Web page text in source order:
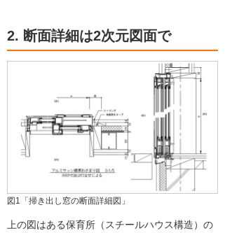
2. 断面詳細は2次元図面で
図1「掃き出し窓の断面詳細図」
上の図はある保育所（スチールハウス構造）の